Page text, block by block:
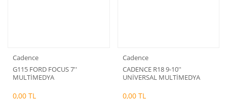
Cadence
G115 FORD FOCUS 7''
MULTİMEDYA
0,00 TL
Cadence
CADENCE R18 9-10''
UNİVERSAL MULTİMEDYA
0,00 TL